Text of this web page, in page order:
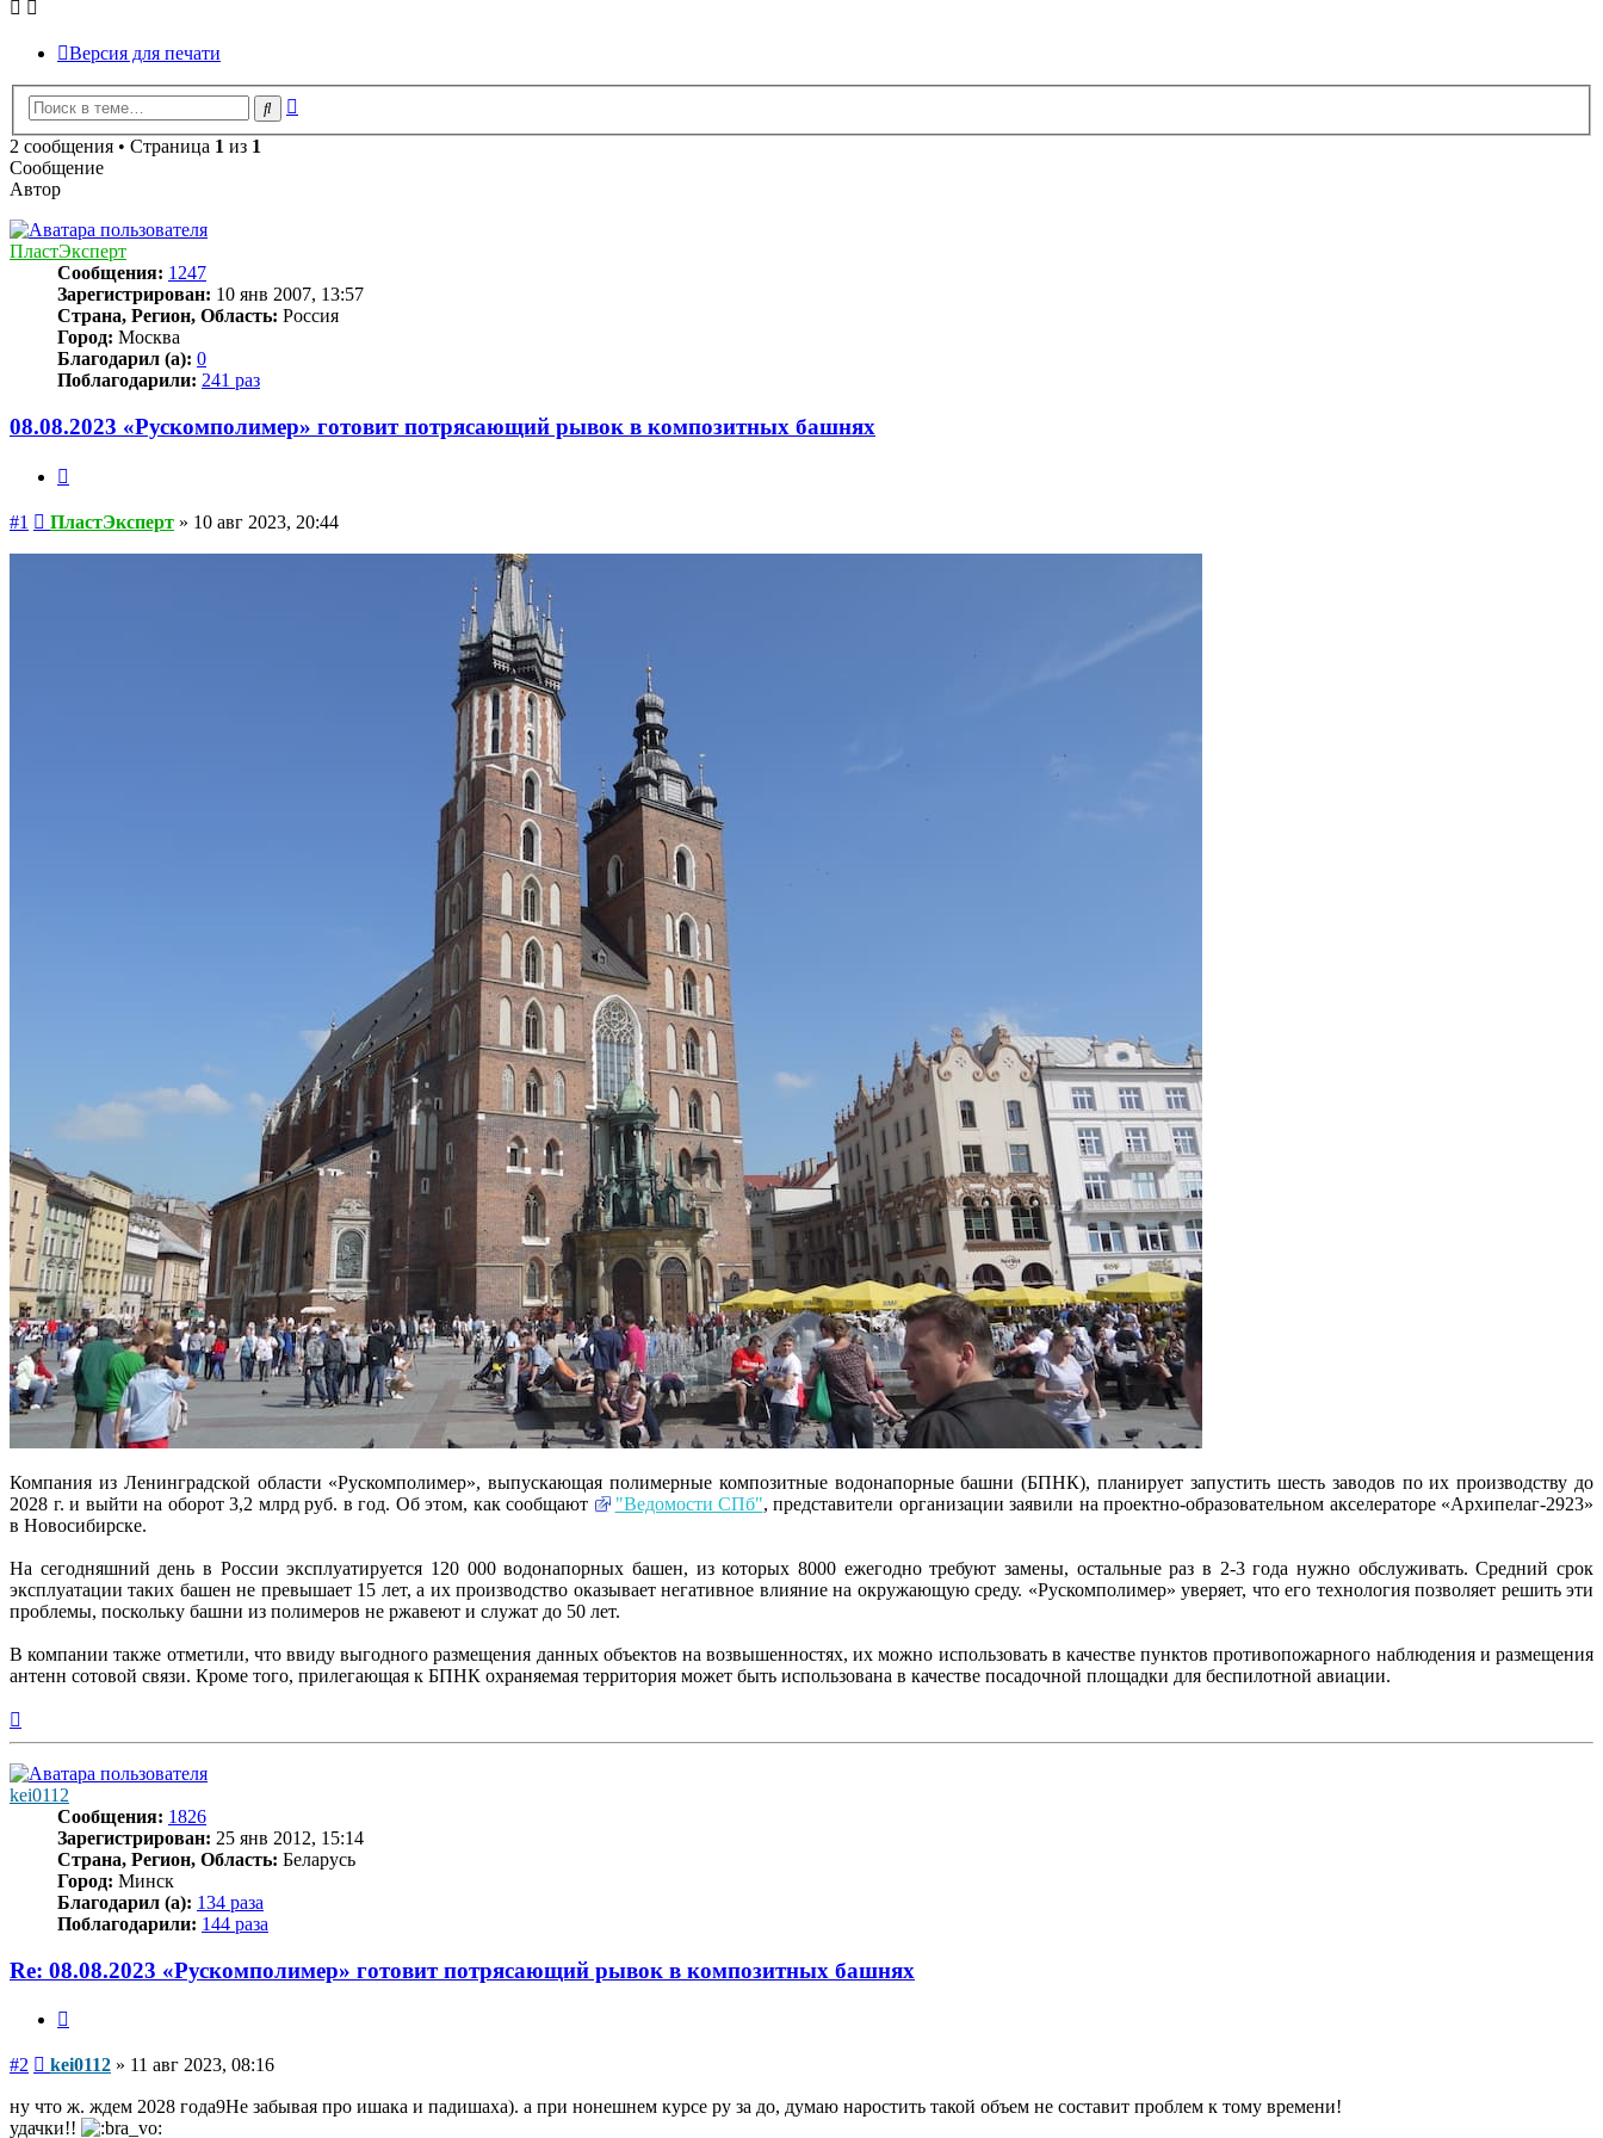
Версия для печати
Поиск
2 сообщения • Страница 1 из 1
Сообщение
Автор
ПластЭксперт
Сообщения: 1247
Зарегистрирован: 10 янв 2007, 13:57
Страна, Регион, Область: Россия
Город: Москва
Благодарил (а): 0
Поблагодарили: 241 раз
08.08.2023 «Рускомполимер» готовит потрясающий рывок в композитных башнях
#1 Сообщение
ПластЭксперт » 10 авг 2023, 20:44
Компания из Ленинградской области «Рускомполимер», выпускающая полимерные композитные водонапорные башни (БПНК), планирует запустить шесть заводов по их производству до
2028 г. и выйти на оборот 3,2 млрд руб. в год. Об этом, как сообщают
"Ведомости СПб", представители организации заявили на проектно-образовательном акселераторе «Архипелаг-2923»
в Новосибирске.
На сегодняшний день в России эксплуатируется 120 000 водонапорных башен, из которых 8000 ежегодно требуют замены, остальные раз в 2-3 года нужно обслуживать. Средний срок
эксплуатации таких башен не превышает 15 лет, а их производство оказывает негативное влияние на окружающую среду. «Рускомполимер» уверяет, что его технология позволяет решить эти
проблемы, поскольку башни из полимеров не ржавеют и служат до 50 лет.
В компании также отметили, что ввиду выгодного размещения данных объектов на возвышенностях, их можно использовать в качестве пунктов противопожарного наблюдения и размещения
антенн сотовой связи. Кроме того, прилегающая к БПНК охраняемая территория может быть использована в качестве посадочной площадки для беспилотной авиации.
kei0112
Сообщения: 1826
Зарегистрирован: 25 янв 2012, 15:14
Страна, Регион, Область: Беларусь
Город: Минск
Благодарил (а): 134 раза
Поблагодарили: 144 раза
Re: 08.08.2023 «Рускомполимер» готовит потрясающий рывок в композитных башнях
#2 Сообщение
kei0112 » 11 авг 2023, 08:16
ну что ж. ждем 2028 года9Не забывая про ишака и падишаха). а при нонешнем курсе ру за до, думаю наростить такой объем не составит проблем к тому времени!
удачки!!